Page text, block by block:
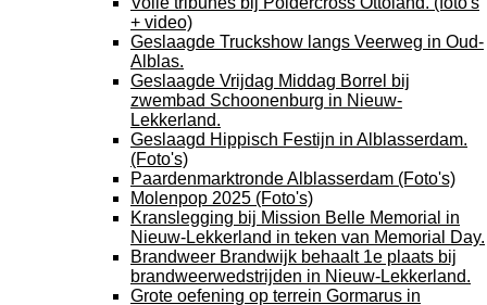
+ video)
Geslaagde Truckshow langs Veerweg in Oud-
Alblas.
Geslaagde Vrijdag Middag Borrel bij
zwembad Schoonenburg in Nieuw-
Lekkerland.
Geslaagd Hippisch Festijn in Alblasserdam.
(Foto's)
Paardenmarktronde Alblasserdam (Foto's)
Molenpop 2025 (Foto's)
Kranslegging bij Mission Belle Memorial in
Nieuw-Lekkerland in teken van Memorial Day.
Brandweer Brandwijk behaalt 1e plaats bij
brandweerwedstrijden in Nieuw-Lekkerland.
Grote oefening op terrein Gormarus in